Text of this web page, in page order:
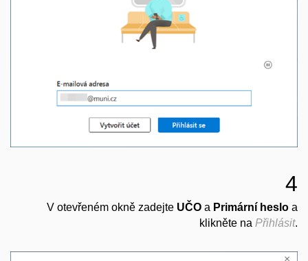
4
V otevřeném okně zadejte UČO a Primární heslo a
klikněte na Přihlásit.